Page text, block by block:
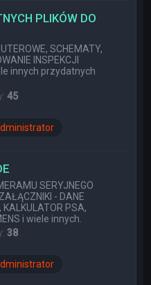
PLIKÓW DO
SCHEMATY,
INSPEKCJI
innych przydatnych
45
SERYJNEGO
- DANE
KALKULATOR PSA,
i wiele innych.
38